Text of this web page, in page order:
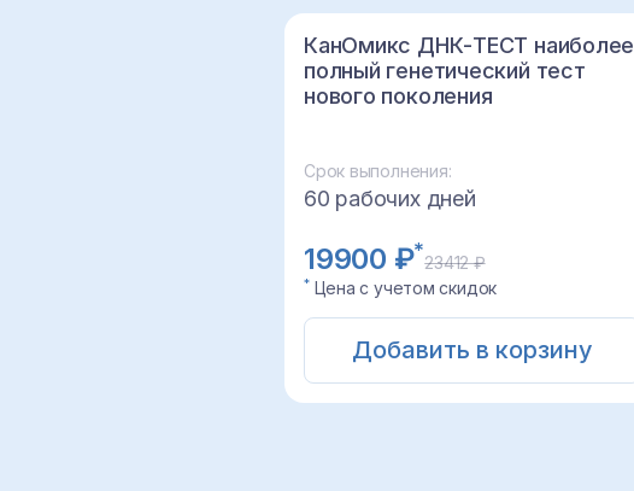
КанОмикс ДНК-ТЕСТ наиболее
полный генетический тест
нового поколения
Срок выполнения:
60 рабочих дней
19900 ₽*23412 ₽
*Цена с учетом скидок
Добавить в корзину